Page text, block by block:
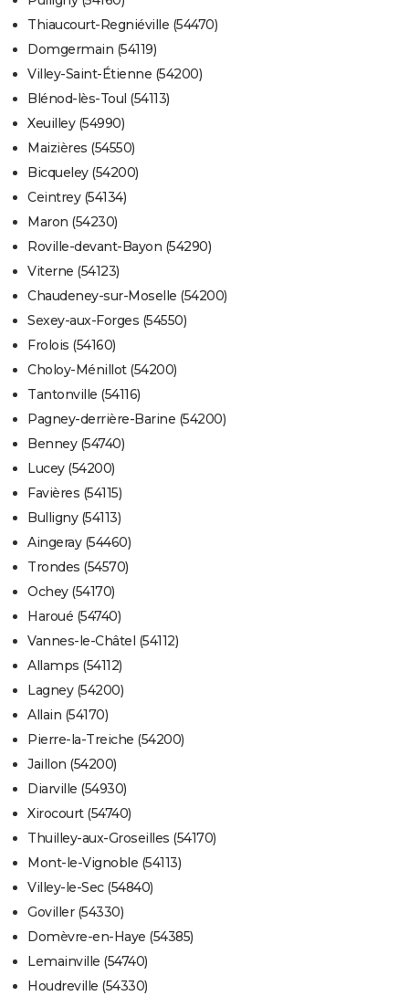
Thiaucourt-Regniéville (54470)
Domgermain (54119)
Villey-Saint-Étienne (54200)
Blénod-lès-Toul (54113)
Xeuilley (54990)
Maizières (54550)
Bicqueley (54200)
Ceintrey (54134)
Maron (54230)
Roville-devant-Bayon (54290)
Viterne (54123)
Chaudeney-sur-Moselle (54200)
Sexey-aux-Forges (54550)
Frolois (54160)
Choloy-Ménillot (54200)
Tantonville (54116)
Pagney-derrière-Barine (54200)
Benney (54740)
Lucey (54200)
Favières (54115)
Bulligny (54113)
Aingeray (54460)
Trondes (54570)
Ochey (54170)
Haroué (54740)
Vannes-le-Châtel (54112)
Allamps (54112)
Lagney (54200)
Allain (54170)
Pierre-la-Treiche (54200)
Jaillon (54200)
Diarville (54930)
Xirocourt (54740)
Thuilley-aux-Groseilles (54170)
Mont-le-Vignoble (54113)
Villey-le-Sec (54840)
Goviller (54330)
Domèvre-en-Haye (54385)
Lemainville (54740)
Houdreville (54330)